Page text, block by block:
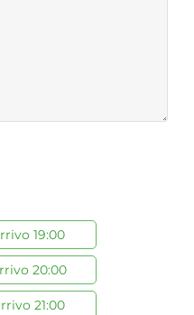
19:00
20:00
21:00